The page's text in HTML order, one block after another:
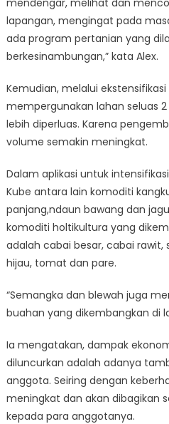
lapangan, mengingat pada
ada program pertanian yang
berkesinambungan,” kata Alex.
Kemudian, melalui
mempergunakan lahan seluas
lebih diperluas. Karena
volume semakin meningkat.
Dalam aplikasi untuk
Kube antara lain komoditi
panjang,ndaun bawang dan
komoditi holtikultura yang
adalah cabai besar, cabai rawit,
hijau, tomat dan pare.
“Semangka dan blewah juga
buahan yang dikembangkan di
Ia mengatakan, dampak
diluncurkan adalah adanya
anggota. Seiring dengan
meningkat dan akan dibagikan
kepada para anggotanya.